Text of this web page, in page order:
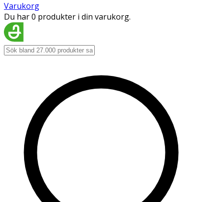
Varukorg
Du har 0 produkter i din varukorg.